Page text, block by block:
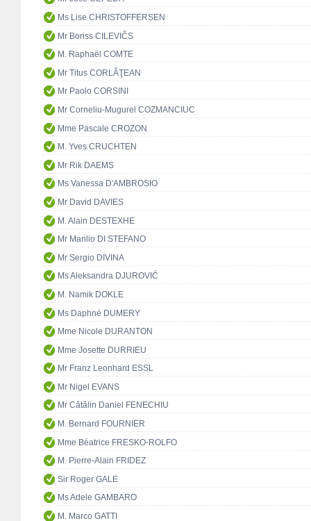
Ms Lise CHRISTOFFERSEN
Mr Boriss CILEVIČS
M. Raphaël COMTE
Mr Titus CORLĂŢEAN
Mr Paolo CORSINI
Mr Corneliu-Mugurel COZMANCIUC
Mme Pascale CROZON
M. Yves CRUCHTEN
Mr Rik DAEMS
Ms Vanessa D'AMBROSIO
Mr David DAVIES
M. Alain DESTEXHE
Mr Manlio DI STEFANO
Mr Sergio DIVINA
Ms Aleksandra DJUROVIĆ
M. Namik DOKLE
Ms Daphné DUMERY
Mme Nicole DURANTON
Mme Josette DURRIEU
Mr Franz Leonhard ESSL
Mr Nigel EVANS
Mr Cătălin Daniel FENECHIU
M. Bernard FOURNIER
Mme Béatrice FRESKO-ROLFO
M. Pierre-Alain FRIDEZ
Sir Roger GALE
Ms Adele GAMBARO
M. Marco GATTI